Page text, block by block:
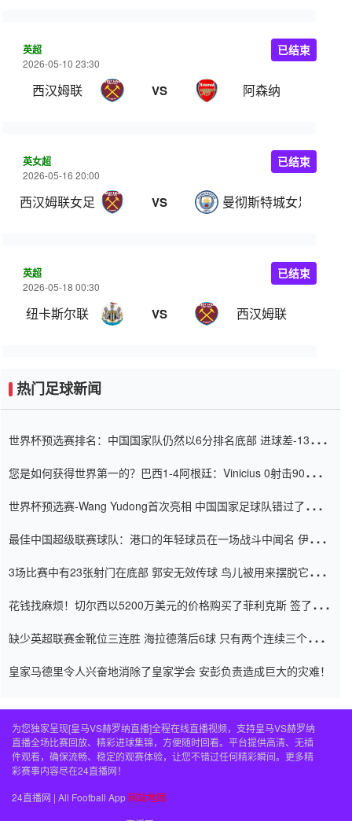
英超
2026-05-10 23:30
西汉姆联 VS 阿森纳
已结束
英女超
2026-05-16 20:00
西汉姆联女足 VS 曼彻斯特城女足
已结束
英超
2026-05-18 00:30
纽卡斯尔联 VS 西汉姆联
已结束
热门足球新闻
世界杯预选赛排名：中国国家队仍然以6分排名底部 进球差-13令人
您是如何获得世界第一的？巴西1-4阿根廷：Vinicius 0射击90分钟
世界杯预选赛-Wang Yudong首次亮相 中国国家足球队错过了世界
最佳中国超级联赛球队：港口的年轻球员在一场战斗中闻名 伊万放
3场比赛中有23张射门在底部 郭安无效传球 鸟儿被用来摆脱它
花钱找麻烦！切尔西以5200万美元的价格购买了菲利克斯 签了7年
缺少英超联赛金靴位三连胜 海拉德落后6球 只有两个连续三个连续
皇家马德里令人兴奋地消除了皇家学会 安彭负责造成巨大的灾难！
为您独家呈现[皇马VS赫罗纳直播]全程在线直播视频，支持皇马VS赫罗纳
直播全场比赛回放、精彩进球集锦，方便随时回看。平台提供高清、无插
件观看，确保流畅、稳定的观赛体验，让您不错过任何精彩瞬间。更多精
彩赛事内容尽在24直播网！
24直播网 | All Football App 网站地图